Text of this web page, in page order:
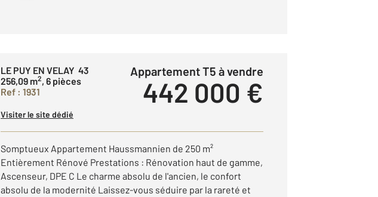
LE PUY EN VELAY 43
256,09 m2, 6 pièces
Ref : 1931
Appartement T5 à vendre
442 000 €
Visiter le site dédié
Somptueux Appartement Haussmannien de 250 m²
Entièrement Rénové Prestations : Rénovation haut de gamme,
Ascenseur, DPE C Le charme absolu de l'ancien, le confort
absolu de la modernité Laissez-vous séduire par la rareté et